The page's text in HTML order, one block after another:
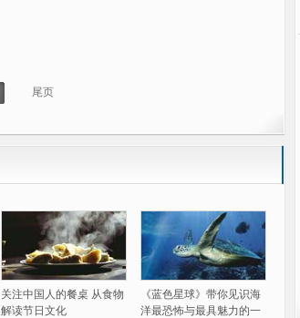
尾页
关注中国人的餐桌 从食物
解读节日文化
《蓝色星球》带你见识海
洋最恐怖与最具魅力的一